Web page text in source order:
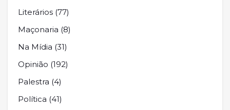
Literários (77)
Maçonaria (8)
Na Mídia (31)
Opinião (192)
Palestra (4)
Política (41)